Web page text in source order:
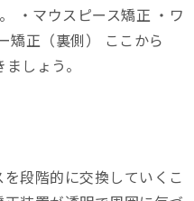
・マウスピース矯正 ・ワ
矯正（裏側） ここから
しょう。
段階的に交換していくこ